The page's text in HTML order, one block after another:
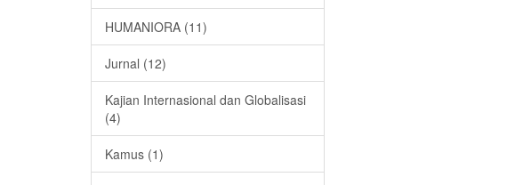
HUMANIORA (11)
Jurnal (12)
Kajian Internasional dan Globalisasi
(4)
Kamus (1)